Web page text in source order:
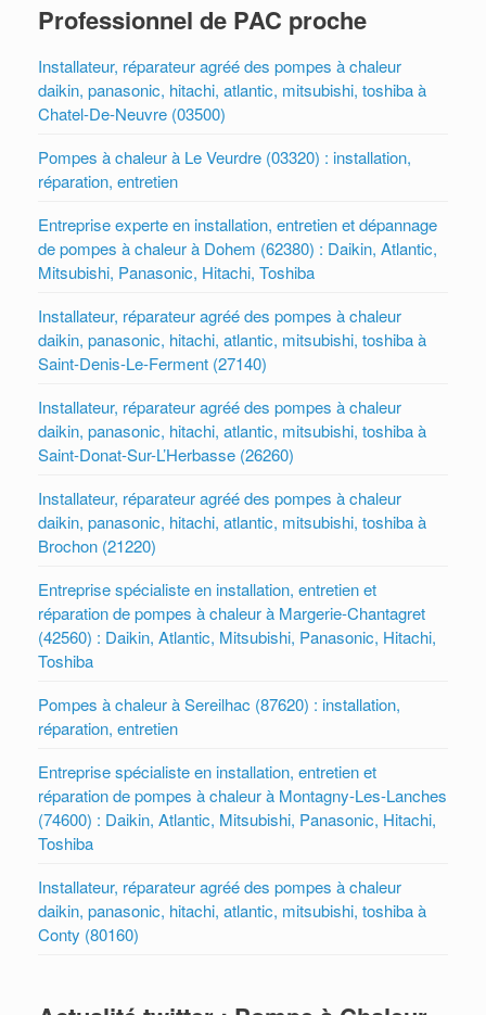
Professionnel de PAC proche
Installateur, réparateur agréé des pompes à chaleur
daikin, panasonic, hitachi, atlantic, mitsubishi, toshiba à
Chatel-De-Neuvre (03500)
Pompes à chaleur à Le Veurdre (03320) : installation,
réparation, entretien
Entreprise experte en installation, entretien et dépannage
de pompes à chaleur à Dohem (62380) : Daikin, Atlantic,
Mitsubishi, Panasonic, Hitachi, Toshiba
Installateur, réparateur agréé des pompes à chaleur
daikin, panasonic, hitachi, atlantic, mitsubishi, toshiba à
Saint-Denis-Le-Ferment (27140)
Installateur, réparateur agréé des pompes à chaleur
daikin, panasonic, hitachi, atlantic, mitsubishi, toshiba à
Saint-Donat-Sur-L’Herbasse (26260)
Installateur, réparateur agréé des pompes à chaleur
daikin, panasonic, hitachi, atlantic, mitsubishi, toshiba à
Brochon (21220)
Entreprise spécialiste en installation, entretien et
réparation de pompes à chaleur à Margerie-Chantagret
(42560) : Daikin, Atlantic, Mitsubishi, Panasonic, Hitachi,
Toshiba
Pompes à chaleur à Sereilhac (87620) : installation,
réparation, entretien
Entreprise spécialiste en installation, entretien et
réparation de pompes à chaleur à Montagny-Les-Lanches
(74600) : Daikin, Atlantic, Mitsubishi, Panasonic, Hitachi,
Toshiba
Installateur, réparateur agréé des pompes à chaleur
daikin, panasonic, hitachi, atlantic, mitsubishi, toshiba à
Conty (80160)